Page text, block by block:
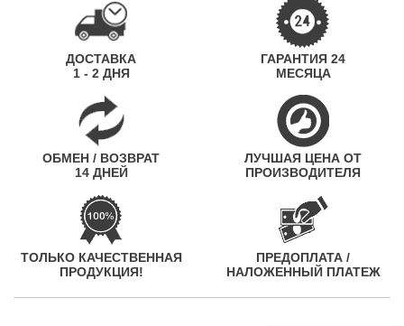
ДОСТАВКА
1 - 2 ДНЯ
ГАРАНТИЯ 24
МЕСЯЦА
ОБМЕН / ВОЗВРАТ
14 ДНЕЙ
ЛУЧШАЯ ЦЕНА ОТ
ПРОИЗВОДИТЕЛЯ
ТОЛЬКО КАЧЕСТВЕННАЯ
ПРОДУКЦИЯ!
ПРЕДОПЛАТА /
НАЛОЖЕННЫЙ ПЛАТЕЖ